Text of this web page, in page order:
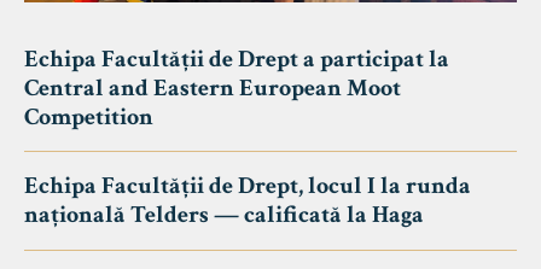
Echipa Facultății de Drept a participat la
Central and Eastern European Moot
Competition
Echipa Facultății de Drept, locul I la runda
națională Telders — calificată la Haga